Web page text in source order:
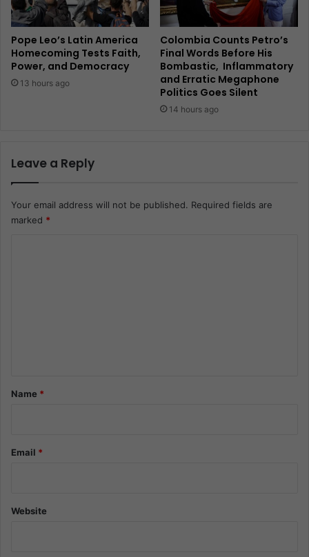
Pope Leo’s Latin America
Homecoming Tests Faith,
Power, and Democracy
13 hours ago
Colombia Counts Petro’s
Final Words Before His
Bombastic, Inflammatory
and Erratic Megaphone
Politics Goes Silent
14 hours ago
Leave a Reply
Your email address will not be published. Required fields are
marked *
*Name *
Email *
Website